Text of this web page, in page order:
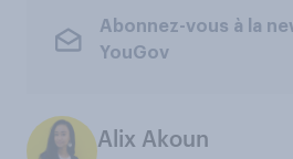
Abonnez-vous à la
YouGov
Alix Akoun